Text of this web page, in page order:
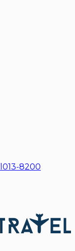
013-8200